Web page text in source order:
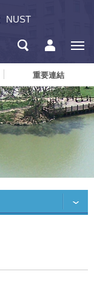
NUST
重要連結